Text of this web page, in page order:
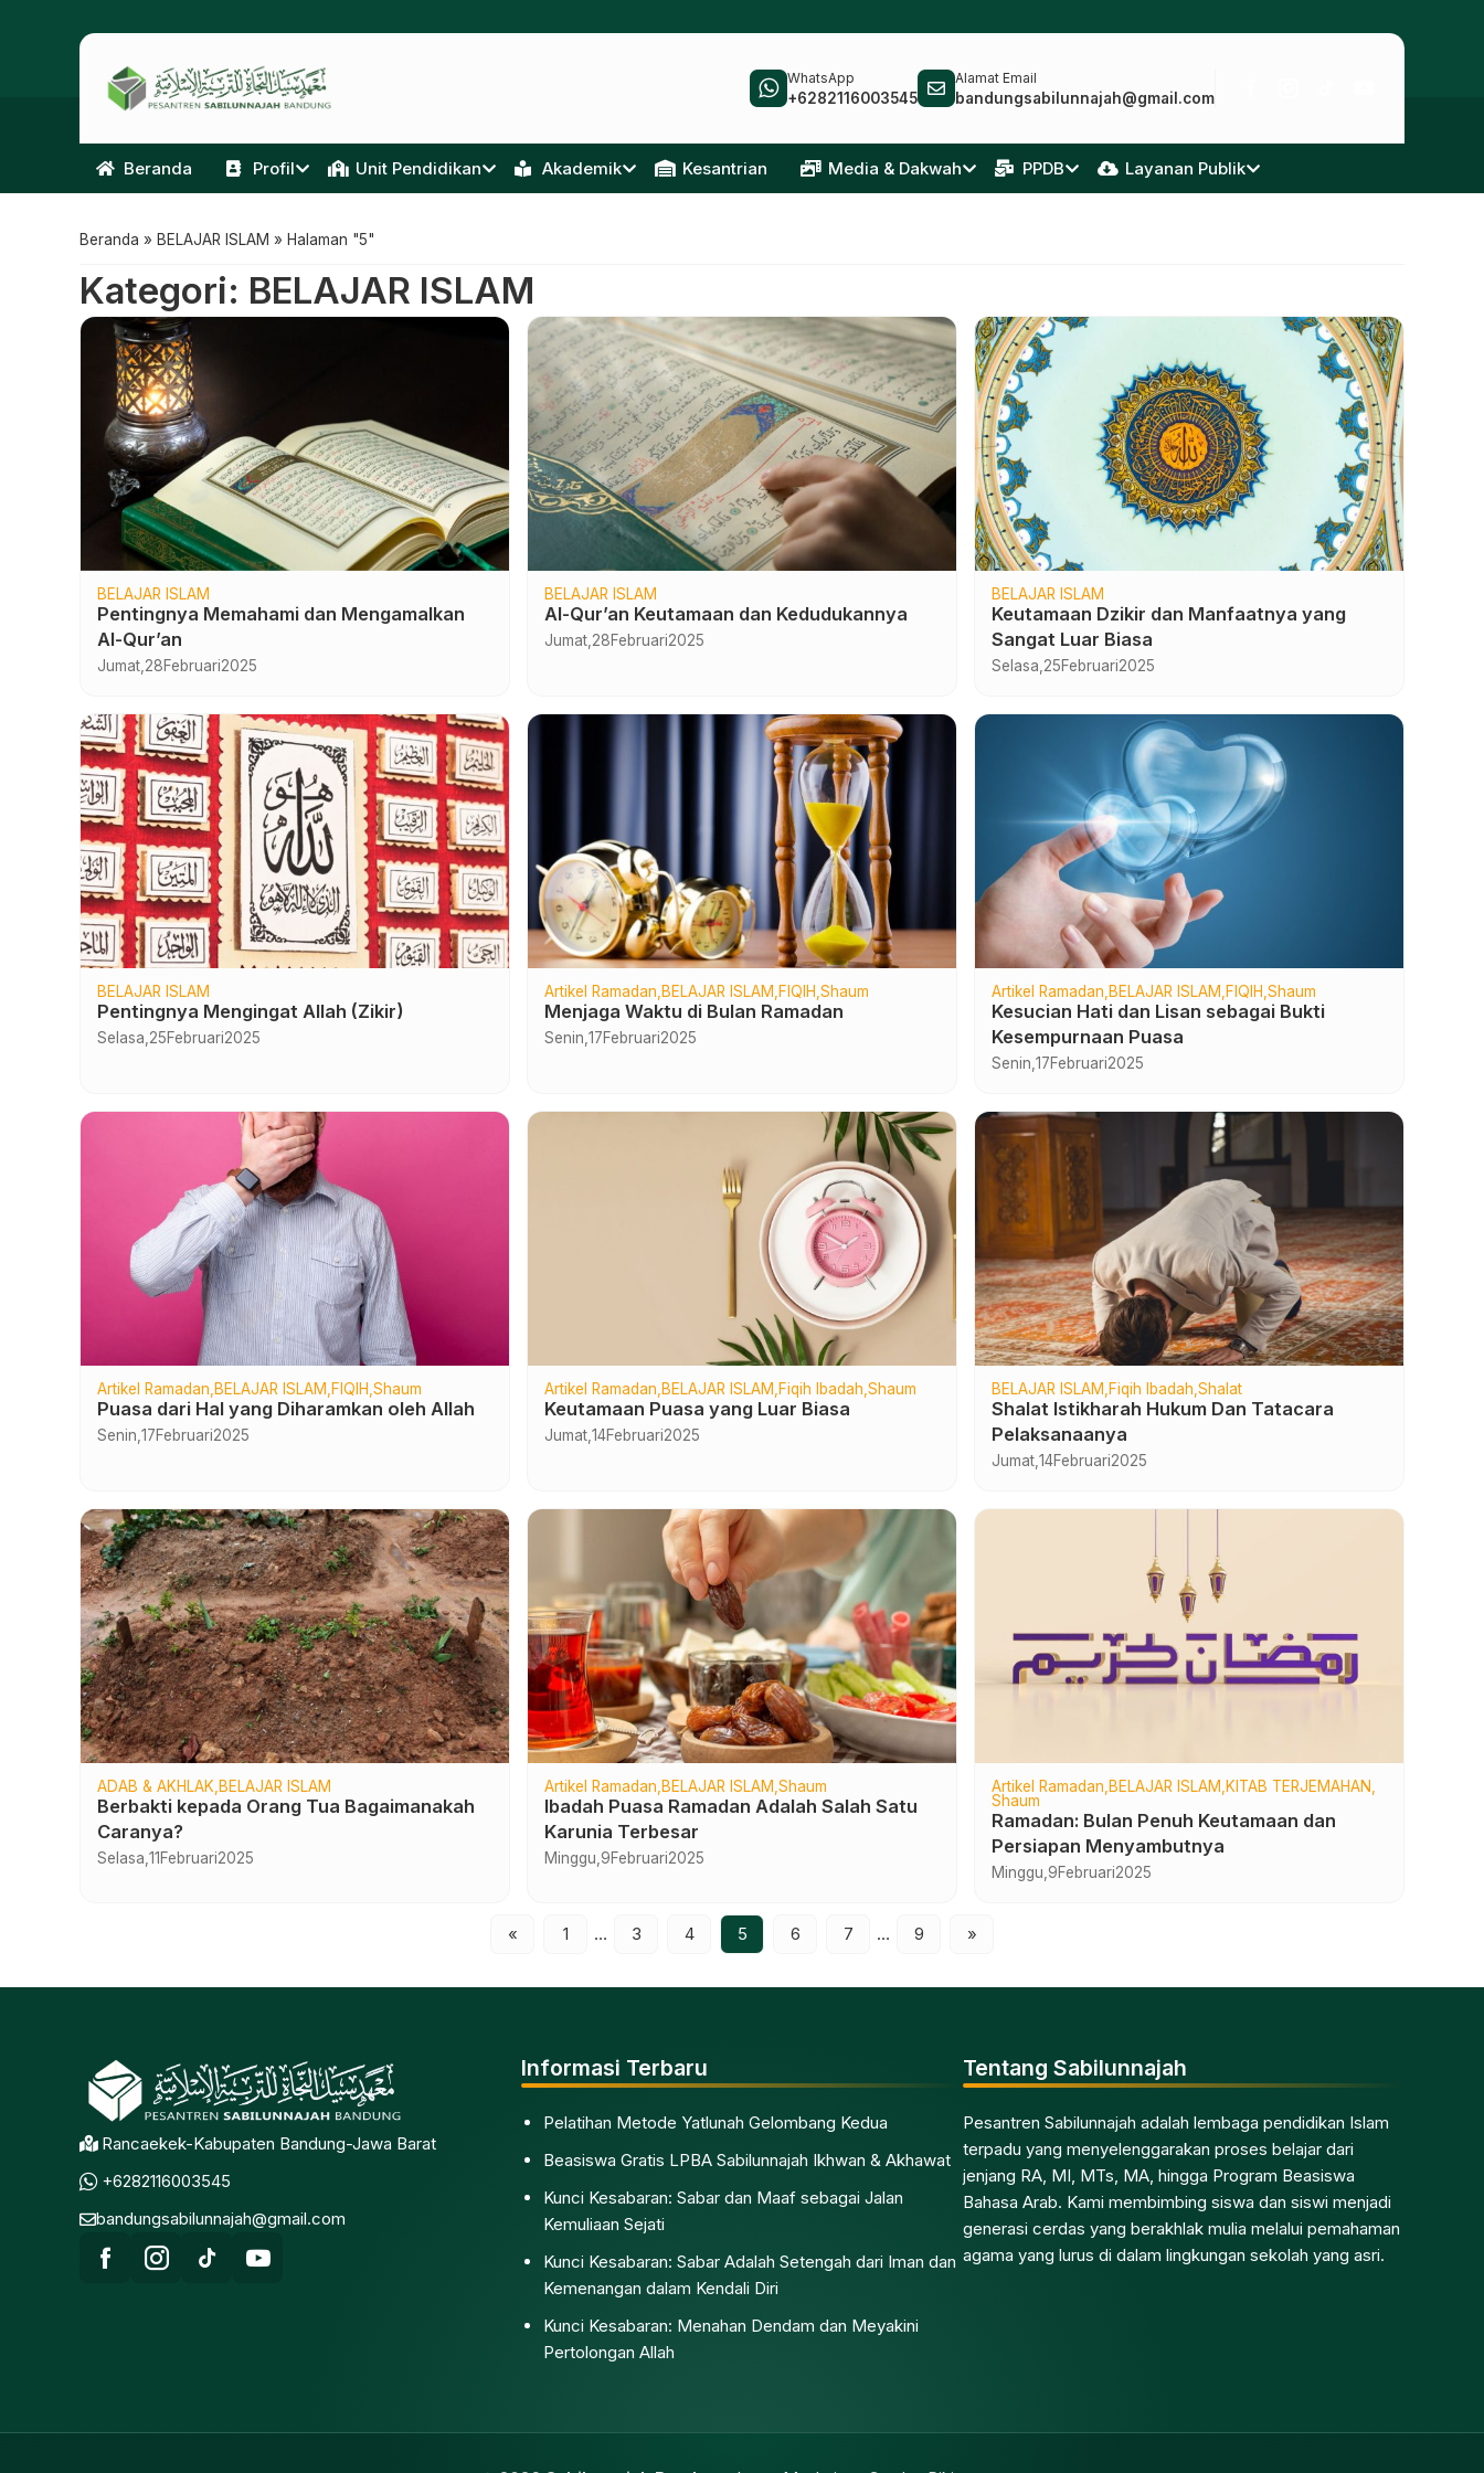
WhatsApp
+6282116003545
Alamat Email
bandungsabilunnajah@gmail.com
Beranda Profil Unit Pendidikan Akademik Kesantrian Media & Dakwah PPDB Layanan Publik
Beranda » BELAJAR ISLAM » Halaman "5"
Kategori: BELAJAR ISLAM
BELAJAR ISLAM
Pentingnya Memahami dan Mengamalkan
Al-Qur’an
Jumat, 28Februari2025
BELAJAR ISLAM
Al-Qur’an Keutamaan dan Kedudukannya
Jumat, 28Februari2025
BELAJAR ISLAM
Keutamaan Dzikir dan Manfaatnya yang
Sangat Luar Biasa
Selasa, 25Februari2025
BELAJAR ISLAM
Pentingnya Mengingat Allah (Zikir)
Selasa, 25Februari2025
Artikel Ramadan BELAJAR ISLAM FIQIH Shaum
Menjaga Waktu di Bulan Ramadan
Senin, 17Februari2025
Artikel Ramadan BELAJAR ISLAM FIQIH Shaum
Kesucian Hati dan Lisan sebagai Bukti
Kesempurnaan Puasa
Senin, 17Februari2025
Artikel Ramadan BELAJAR ISLAM FIQIH Shaum
Puasa dari Hal yang Diharamkan oleh Allah
Senin, 17Februari2025
Artikel Ramadan BELAJAR ISLAM Fiqih Ibadah Shaum
Keutamaan Puasa yang Luar Biasa
Jumat, 14Februari2025
BELAJAR ISLAM Fiqih Ibadah Shalat
Shalat Istikharah Hukum Dan Tatacara
Pelaksanaanya
Jumat, 14Februari2025
ADAB & AKHLAK BELAJAR ISLAM
Berbakti kepada Orang Tua Bagaimanakah
Caranya?
Selasa, 11 Februari2025
Artikel Ramadan BELAJAR ISLAM Shaum
Ibadah Puasa Ramadan Adalah Salah Satu
Karunia Terbesar
Minggu, 9Februari2025
Artikel Ramadan BELAJAR ISLAM KITAB TERJEMAHAN
Shaum
Ramadan: Bulan Penuh Keutamaan dan
Persiapan Menyambutnya
Minggu, 9Februari2025
« 1 … 3 4 5 6 7 … 9 »
Rancaekek-Kabupaten Bandung-Jawa Barat
+6282116003545
bandungsabilunnajah@gmail.com
Informasi Terbaru
Pelatihan Metode Yatlunah Gelombang Kedua
Beasiswa Gratis LPBA Sabilunnajah Ikhwan & Akhawat
Kunci Kesabaran: Sabar dan Maaf sebagai Jalan
Kemuliaan Sejati
Kunci Kesabaran: Sabar Adalah Setengah dari Iman dan
Kemenangan dalam Kendali Diri
Kunci Kesabaran: Menahan Dendam dan Meyakini
Pertolongan Allah
Tentang Sabilunnajah
Pesantren Sabilunnajah adalah lembaga pendidikan Islam
terpadu yang menyelenggarakan proses belajar dari
jenjang RA, MI, MTs, MA, hingga Program Beasiswa
Bahasa Arab. Kami membimbing siswa dan siswi menjadi
generasi cerdas yang berakhlak mulia melalui pemahaman
agama yang lurus di dalam lingkungan sekolah yang asri.